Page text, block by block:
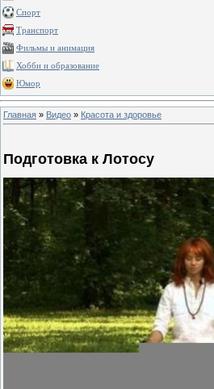
Спорт
Транспорт
Фильмы и анимация
Хобби и образование
Юмор
Главная » Видео » Красота и здоровье
Подготовка к Лотосу